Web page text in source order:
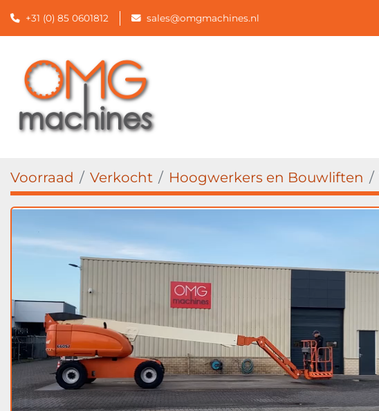
+31 (0) 85 0601812 sales@omgmachines.nl
Voorraad Verkocht Hoogwerkers en Bouwliften